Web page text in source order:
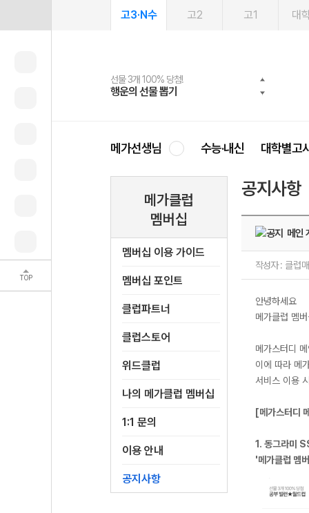
TOP
고3·N수 고2 고1 대
선물 3개 100% 당첨!
행운의 선물 뽑기
선물 100% 증정!
메가스터디 X 올리브
여름방학 스터디 캐시백
메가런 썸머스쿨
2027 러셀 단과
강사 공개선발
스마트러닝앱
설문 EVENT
메가패스
3일 무료 체험권
메가패스 수강생 무료혜택!
메가클럽 멤버십
사회공헌 캠페인
희망이룸 메가나눔
메가선생님 수능·내신 대학별고
메가클럽
멤버십
멤버십 이용 가이드
멤버십 포인트
클럽파트너
클럽스토어
위드클럽
나의 메가클럽 멤버십
1:1 문의
이용 안내
공지사항
공지사항
메인
작성자 : 클럽
안녕하세요
메가클럽 멤
메가스터디
이에 따라 메
서비스 이용
[메가스터디
1. 동그라미
'메가클럽 멤